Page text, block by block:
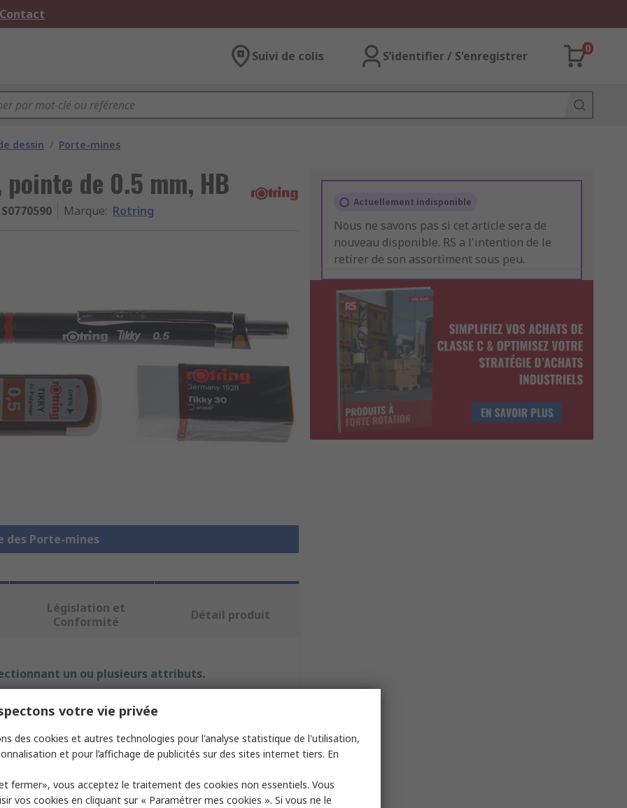
Suivi de colis S’identifier / S'enregistrer
0
dessin / Porte-mines
de 0.5 mm, HB
S0770590 Marque: Rotring
des Porte-mines
Actuellement indisponible
Nous ne savons pas si cet article sera de
nouveau disponible. RS a l'intention de le
retirer de son assortiment sous peu.
Législation et
Conformité
Détail produit
un ou plusieurs attributs.
Valeur
Rotring
Crayon rétractable
votre vie privée
des cookies et autres technologies pour l'analyse statistique de l'utilisation,
et pour l’affichage de publicités sur des sites internet tiers. En
fermer», vous acceptez le traitement des cookies non essentiels. Vous
vos cookies en cliquant sur « Paramétrer mes cookies ». Si vous ne le